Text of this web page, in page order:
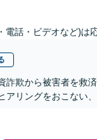
電話・ビデオなど)は
詐欺から被害者を救
リングをおこない